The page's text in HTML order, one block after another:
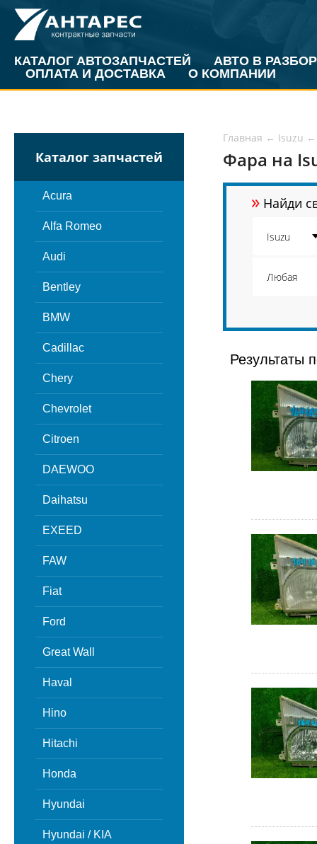
КАТАЛОГ АВТОЗАПЧАСТЕЙ
АВТО В РАЗБОР
ОПЛАТА И ДОСТАВКА
О КОМПАНИИ
Каталог запчастей
Acura
Alfa Romeo
Audi
Bentley
BMW
Cadillac
Chery
Chevrolet
Citroen
DAEWOO
Daihatsu
EXEED
FAW
Fiat
Ford
Great Wall
Haval
Hino
Hitachi
Honda
Hyundai
Hyundai / KIA
Главная ← Isuzu ←
Фара на
» Найди
Результаты